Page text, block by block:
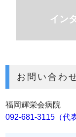
イン
お問い合わ
福岡輝栄会病院
092-681-3115（代